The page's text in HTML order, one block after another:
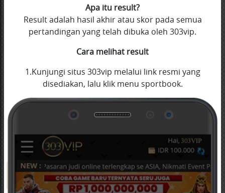
Apa itu result?
Result adalah hasil akhir atau skor pada semua
pertandingan yang telah dibuka oleh 303vip.
Cara melihat result
1.Kunjungi situs 303vip melalui link resmi yang
disediakan, lalu klik menu sportbook.